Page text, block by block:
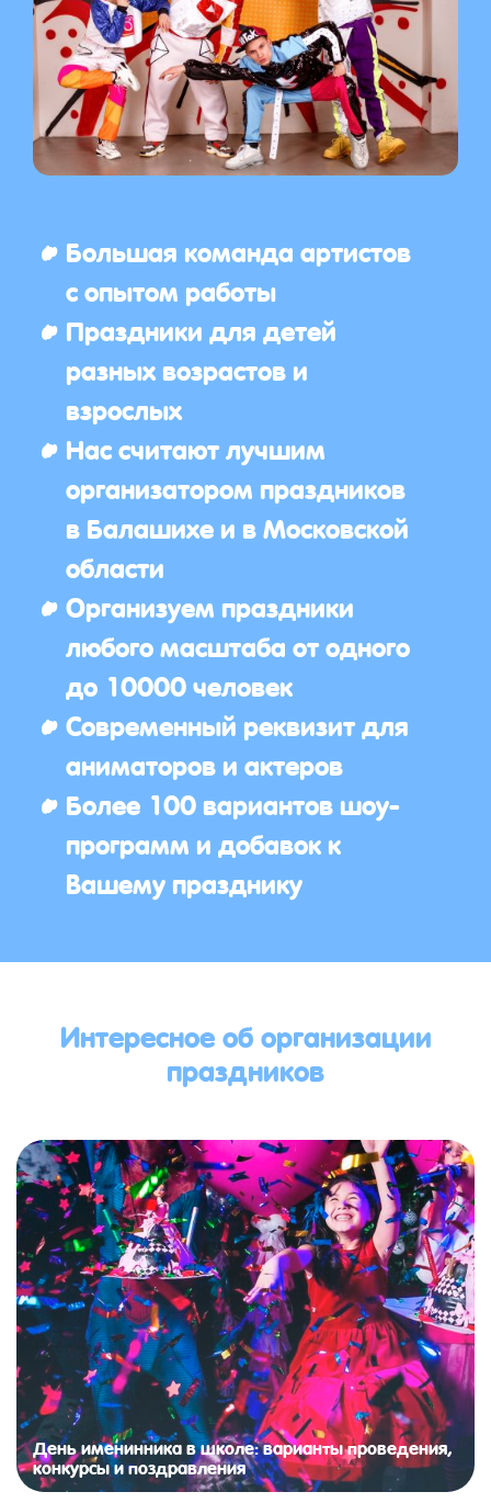
Большая команда артистов
с опытом работы
Праздники для детей
разных возрастов и
взрослых
Нас считают лучшим
организатором праздников
в Балашихе и в Московской
области
Организуем праздники
любого масштаба от одного
до 10000 человек
Современный реквизит для
аниматоров и актеров
Более 100 вариантов шоу-
программ и добавок к
Вашему празднику
Интересное об организации
праздников
День именинника в школе: варианты проведения,
конкурсы и поздравления